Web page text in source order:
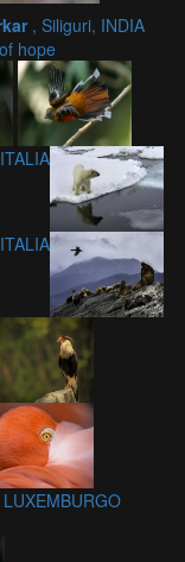
, Siliguri, INDIA
hope